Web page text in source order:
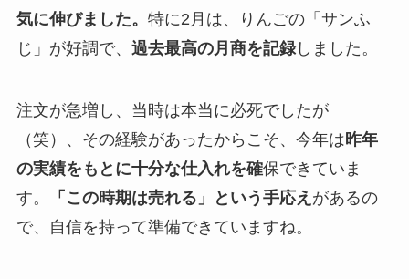
気に伸びました。 特に2月は、りんごの「サンふ
じ」が好調で、 過去最高の月商を記録しました。
注文が急増し、当時は本当に必死でしたが
（笑）、その経験があったからこそ、今年は 昨年
の実績をもとに十分な仕入れを確保できていま
す。
「この時期は売れる」という手応え があるの
で、自信を持って準備できていますね。